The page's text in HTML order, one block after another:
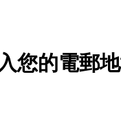
您的電郵地